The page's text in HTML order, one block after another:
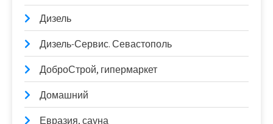
Дизель
Дизель-Сервис. Севастополь
ДоброСтрой, гипермаркет
Домашний
Евразия, сауна